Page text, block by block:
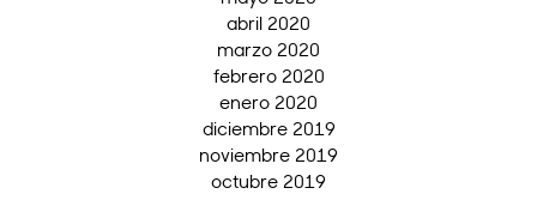
abril 2020
marzo 2020
febrero 2020
enero 2020
diciembre 2019
noviembre 2019
octubre 2019